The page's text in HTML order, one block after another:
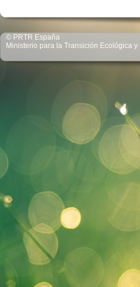
© PRTR España
Ministerio para la Transición Ecológica